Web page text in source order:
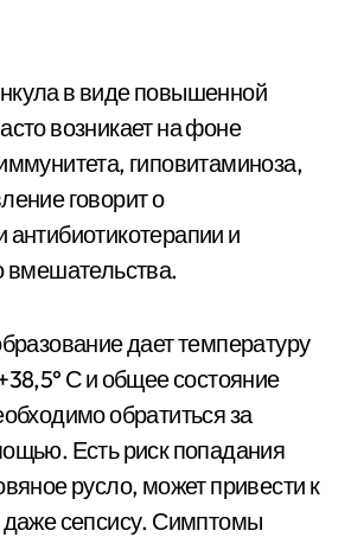
в виде повышенной
возникает на фоне
гиповитаминоза,
говорит о
антибиотикотерапии и
вмешательства.
дает температуру
С и общее состояние
обратиться за
Есть риск попадания
русло, может привести к
даже сепсису. Симптомы